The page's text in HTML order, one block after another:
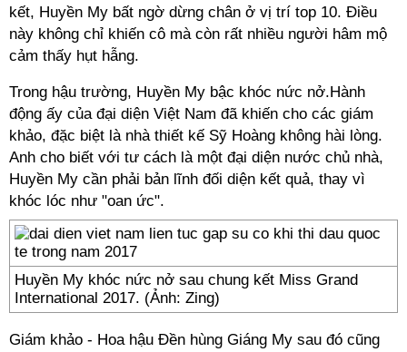
kết, Huyền My bất ngờ dừng chân ở vị trí top 10. Điều
này không chỉ khiến cô mà còn rất nhiều người hâm mộ
cảm thấy hụt hẫng.
Trong hậu trường, Huyền My bậc khóc nức nở.Hành
động ấy của đại diện Việt Nam đã khiến cho các giám
khảo, đặc biệt là nhà thiết kế Sỹ Hoàng không hài lòng.
Anh cho biết với tư cách là một đại diện nước chủ nhà,
Huyền My cần phải bản lĩnh đối diện kết quả, thay vì
khóc lóc như "oan ức".
Huyền My khóc nức nở sau chung kết Miss Grand
International 2017. (Ảnh: Zing)
Giám khảo - Hoa hậu Đền hùng Giáng My sau đó cũng